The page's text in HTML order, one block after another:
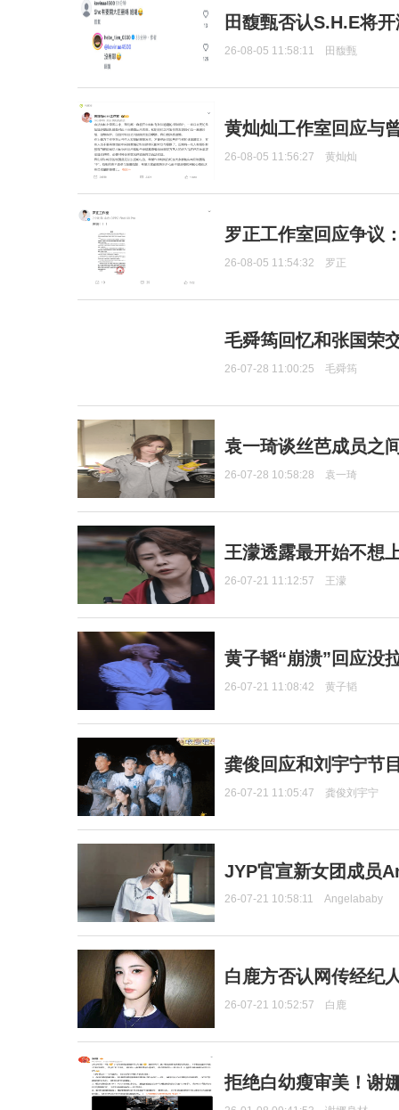
田馥甄否认S.H.E将
26-08-05 11:58:11 田馥甄
黄灿灿工作室回应与
26-08-05 11:56:27 黄灿灿
罗正工作室回应争议
26-08-05 11:54:32 罗正
毛舜筠回忆和张国荣
26-07-28 11:00:25 毛舜筠
袁一琦谈丝芭成员之
26-07-28 10:58:28 袁一琦
王濛透露最开始不想
26-07-21 11:12:57 王濛
黄子韬“崩溃”回应没
26-07-21 11:08:42 黄子韬
龚俊回应和刘宇宁节
26-07-21 11:05:47 龚俊刘宇宁
JYP官宣新女团成员
26-07-21 10:58:11 Angelababy
白鹿方否认网传经纪
26-07-21 10:52:57 白鹿
拒绝白幼瘦审美！谢